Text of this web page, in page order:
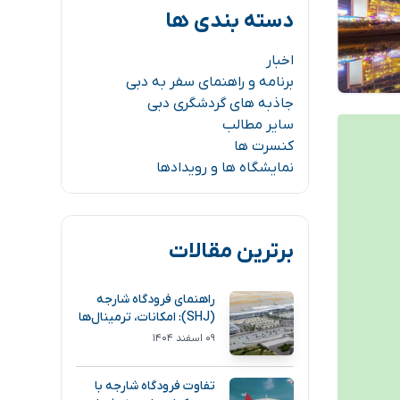
دسته بندی ها
اخبار
برنامه و راهنمای سفر به دبی
جاذبه های گردشگری دبی
سایر مطالب
کنسرت ها
نمایشگاه ها و رویدادها
برترین مقالات
راهنمای فرودگاه شارجه
(SHJ): امکانات، ترمینال‌ها
و مسیر دسترسی
۰۹ اسفند ۱۴۰۴
تفاوت فرودگاه شارجه با